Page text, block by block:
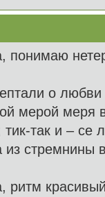
понимаю
шептали
мерой
тик-так и –
из
ритм